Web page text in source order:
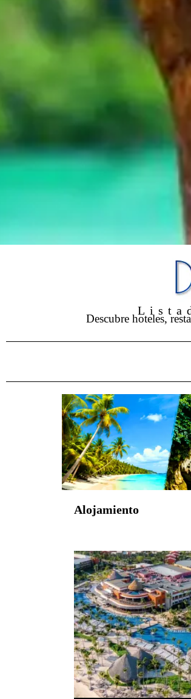
Descubre hoteles,
Alojamiento
La Romana